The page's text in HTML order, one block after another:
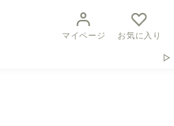
マイページ お気に入り